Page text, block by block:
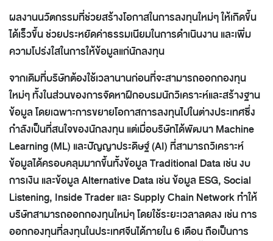
ผลงานนวัตกรรมที่ช่วยสร้างโอกาสในการลงทุนใหม่ๆ ให้เกิดขึ้น
ได้เร็วขึ้น ช่วยประหยัดค่าธรรมเนียมในการดำเนินงาน และเพิ่ม
ความโปร่งใสในการให้ข้อมูลแก่นักลงทุน
จากเดิมที่บริษัทต้องใช้เวลานานก่อนที่จะสามารถออกกองทุน
ใหม่ๆ ทั้งในส่วนของการจัดหาฝึกอบรมนักวิเคราะห์และสร้างฐาน
ข้อมูล โดยเฉพาะการขยายโอกาสการลงทุนไปในต่างประเทศซึ่ง
กำลังเป็นที่สนใจของนักลงทุน แต่เมื่อบริษัทได้พัฒนา Machine
Learning (ML) และปัญญาประดิษฐ์ (AI) ที่สามารถวิเคราะห์
ข้อมูลได้ครอบคลุมมากขึ้นทั้งข้อมูล Traditional Data เช่น งบ
การเงิน และข้อมูล Alternative Data เช่น ข้อมูล ESG, Social
Listening, Inside Trader และ Supply Chain Network ทำให้
บริษัทสามารถออกกองทุนใหม่ๆ โดยใช้ระยะเวลาลดลง เช่น การ
ออกกองทุนที่ลงทุนในประเทศจีนได้ภายใน 6 เดือน ถือเป็นการ